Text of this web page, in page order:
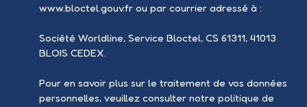
www.bloctel.gouv.fr ou par courrier adressé à :
Société Worldline, Service Bloctel, CS 61311, 41013
BLOIS CEDEX.
Pour en savoir plus sur le traitement de vos données
personnelles, veuillez consulter notre politique de